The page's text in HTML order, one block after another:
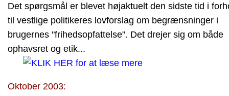
Det spørgsmål er blevet højaktuelt den sidste tid i
til vestlige politikeres lovforslag om begrænsninger i
brugernes "frihedsopfattelse". Det drejer sig om både
ophavsret og etik...
Oktober 2003: